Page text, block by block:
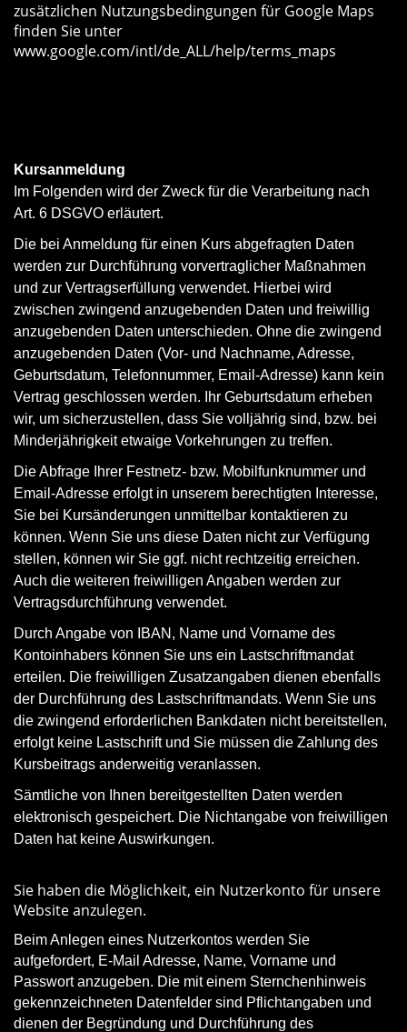
zusätzlichen Nutzungsbedingungen für Google Maps
finden Sie unter
www.google.com/intl/de_ALL/help/terms_maps
Kursanmeldung
Im Folgenden wird der Zweck für die Verarbeitung nach
Art. 6 DSGVO erläutert.
Die bei Anmeldung für einen Kurs abgefragten Daten
werden zur Durchführung vorvertraglicher Maßnahmen
und zur Vertragserfüllung verwendet. Hierbei wird
zwischen zwingend anzugebenden Daten und freiwillig
anzugebenden Daten unterschieden. Ohne die zwingend
anzugebenden Daten (Vor- und Nachname, Adresse,
Geburtsdatum, Telefonnummer, Email-Adresse) kann kein
Vertrag geschlossen werden. Ihr Geburtsdatum erheben
wir, um sicherzustellen, dass Sie volljährig sind, bzw. bei
Minderjährigkeit etwaige Vorkehrungen zu treffen.
Die Abfrage Ihrer Festnetz- bzw. Mobilfunknummer und
Email-Adresse erfolgt in unserem berechtigten Interesse,
Sie bei Kursänderungen unmittelbar kontaktieren zu
können. Wenn Sie uns diese Daten nicht zur Verfügung
stellen, können wir Sie ggf. nicht rechtzeitig erreichen.
Auch die weiteren freiwilligen Angaben werden zur
Vertragsdurchführung verwendet.
Durch Angabe von IBAN, Name und Vorname des
Kontoinhabers können Sie uns ein Lastschriftmandat
erteilen. Die freiwilligen Zusatzangaben dienen ebenfalls
der Durchführung des Lastschriftmandats. Wenn Sie uns
die zwingend erforderlichen Bankdaten nicht bereitstellen,
erfolgt keine Lastschrift und Sie müssen die Zahlung des
Kursbeitrags anderweitig veranlassen.
Sämtliche von Ihnen bereitgestellten Daten werden
elektronisch gespeichert. Die Nichtangabe von freiwilligen
Daten hat keine Auswirkungen.
Sie haben die Möglichkeit, ein Nutzerkonto für unsere
Website anzulegen.
Beim Anlegen eines Nutzerkontos werden Sie
aufgefordert, E-Mail Adresse, Name, Vorname und
Passwort anzugeben. Die mit einem Sternchenhinweis
gekennzeichneten Datenfelder sind Pflichtangaben und
dienen der Begründung und Durchführung des